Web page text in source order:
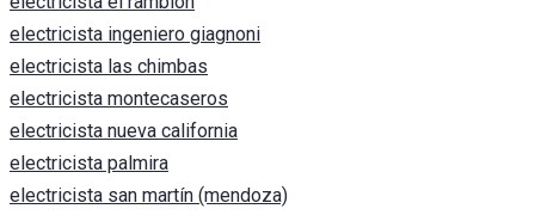
electricista ingeniero giagnoni
electricista las chimbas
electricista montecaseros
electricista nueva california
electricista palmira
electricista san martín (mendoza)